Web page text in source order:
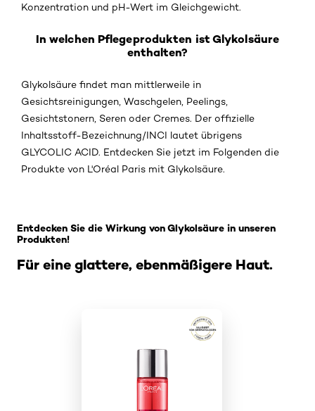
Konzentration und pH-Wert im Gleichgewicht.
In welchen Pflegeprodukten ist Glykolsäure
enthalten?
Glykolsäure findet man mittlerweile in
Gesichtsreinigungen, Waschgelen, Peelings,
Gesichtstonern, Seren oder Cremes. Der offizielle
Inhaltsstoff-Bezeichnung/INCI lautet übrigens
GLYCOLIC ACID. Entdecken Sie jetzt im Folgenden die
Produkte von L'Oréal Paris mit Glykolsäure.
Für eine glattere, ebenmäßigere Haut.
Entdecken Sie die Wirkung von Glykolsäure in unseren
Produkten!